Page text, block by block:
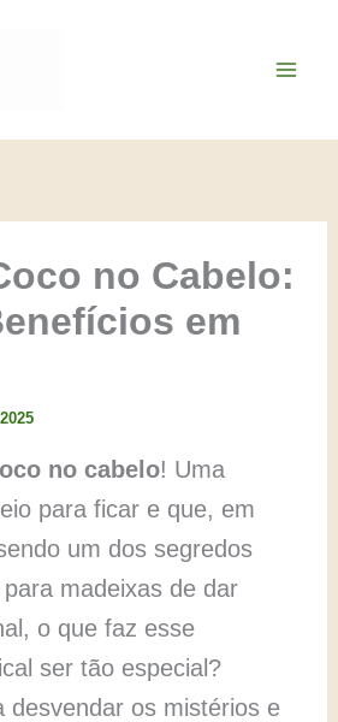
no Cabelo:
em
no cabelo! Uma
para ficar e que, em
um dos segredos
madeixas de dar
o que faz esse
ser tão especial?
desvendar os mistérios e